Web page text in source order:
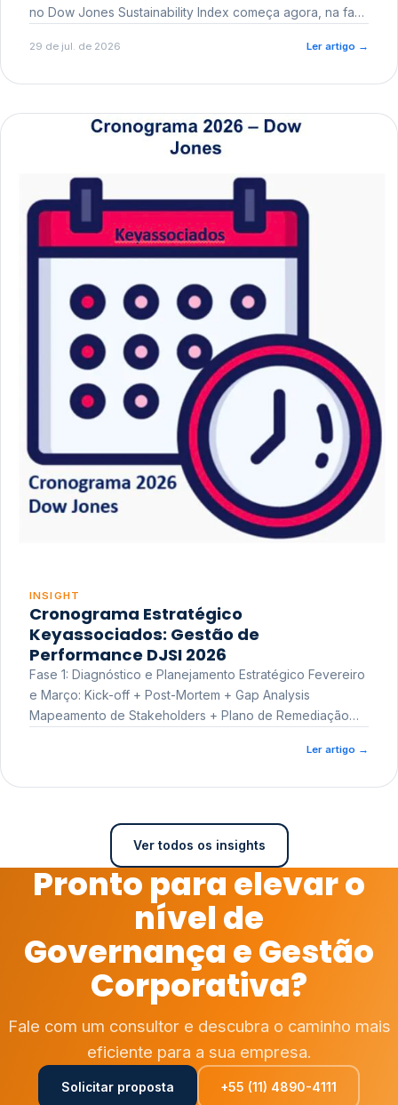
no Dow Jones Sustainability Index começa agora, na fase
29 de jul. de 2026 Ler artigo →
INSIGHT
Cronograma Estratégico
Keyassociados: Gestão de
Performance DJSI 2026
Fase 1: Diagnóstico e Planejamento Estratégico Fevereiro
e Março: Kick-off + Post-Mortem + Gap Analysis
Mapeamento de Stakeholders + Plano de Remediação
Ler artigo →
Ver todos os insights
Pronto para elevar o
nível de
Governança e Gestão
Corporativa?
Fale com um consultor e descubra o caminho mais
eficiente para a sua empresa.
Solicitar proposta +55 (11) 4890-4111